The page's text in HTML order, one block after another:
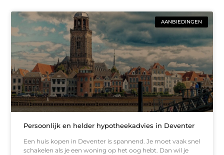
AANBIEDINGEN
Persoonlijk en helder hypotheekadvies in Deventer
Een huis kopen in Deventer is spannend. Je moet vaak snel
schakelen als je een woning op het oog hebt. Dan wil je